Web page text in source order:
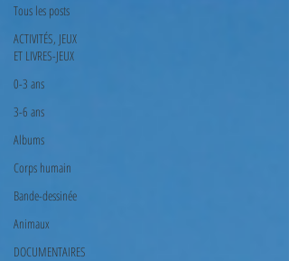
Tous les posts
ACTIVITÉS, JEUX
ET LIVRES-JEUX
0-3 ans
3-6 ans
Albums
Corps humain
Bande-dessinée
Animaux
DOCUMENTAIRES